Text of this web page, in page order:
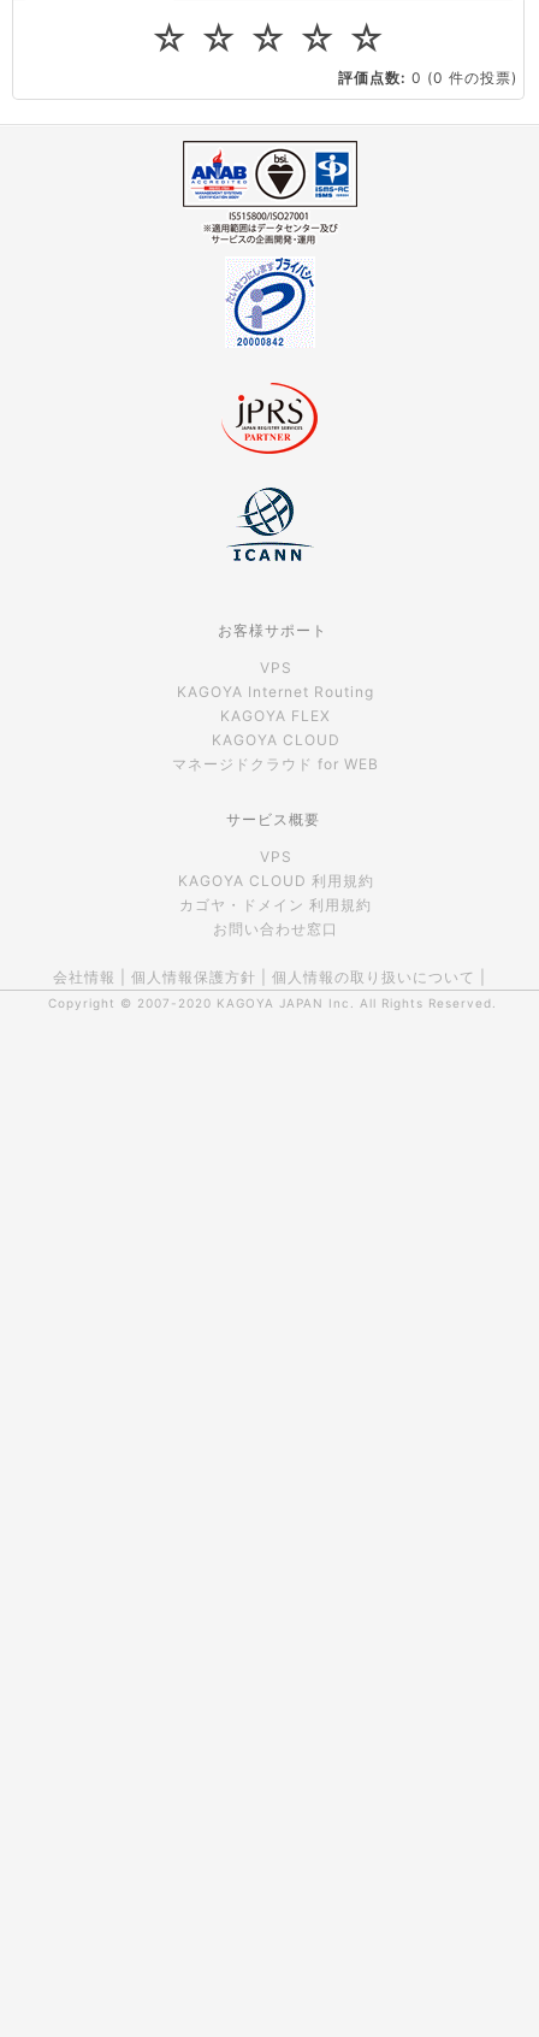
ストレージ容量を追加できますか？
ドメインの管理・移転 ドメインの登録情報
☆
☆
☆
☆
☆
評価点数: 0 (0 件の投票)
お客様サポート
VPS
KAGOYA Internet Routing
KAGOYA FLEX
KAGOYA CLOUD
マネージドクラウド for WEB
サービス概要
VPS
KAGOYA CLOUD 利用規約
カゴヤ・ドメイン 利用規約
お問い合わせ窓口
会社情報 個人情報保護方針 個人情報の取り扱いについて
Copyright © 2007-2020 KAGOYA JAPAN Inc. All Rights Reserved.